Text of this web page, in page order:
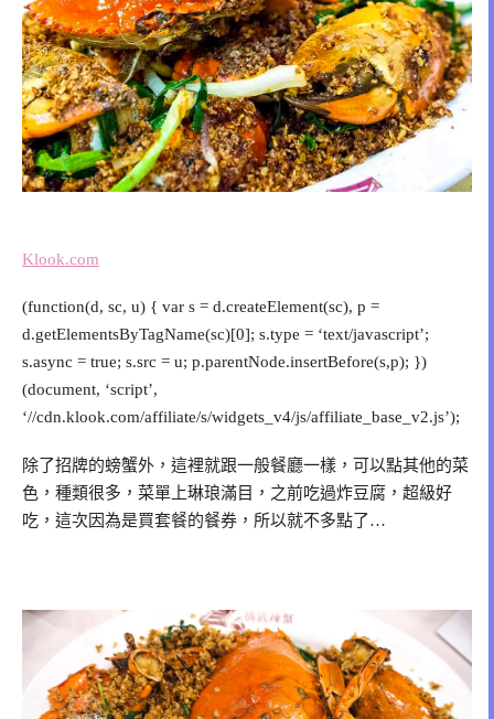
Klook.com
(function(d, sc, u) { var s = d.createElement(sc), p =
d.getElementsByTagName(sc)[0]; s.type = ‘text/javascript’;
s.async = true; s.src = u; p.parentNode.insertBefore(s,p); })
(document, ‘script’,
‘//cdn.klook.com/affiliate/s/widgets_v4/js/affiliate_base_v2.js’);
除了招牌的螃蟹外，這裡就跟一般餐廳一樣，可以點其他的菜
色，種類很多，菜單上琳琅滿目，之前吃過炸豆腐，超級好
吃，這次因為是買套餐的餐券，所以就不多點了…